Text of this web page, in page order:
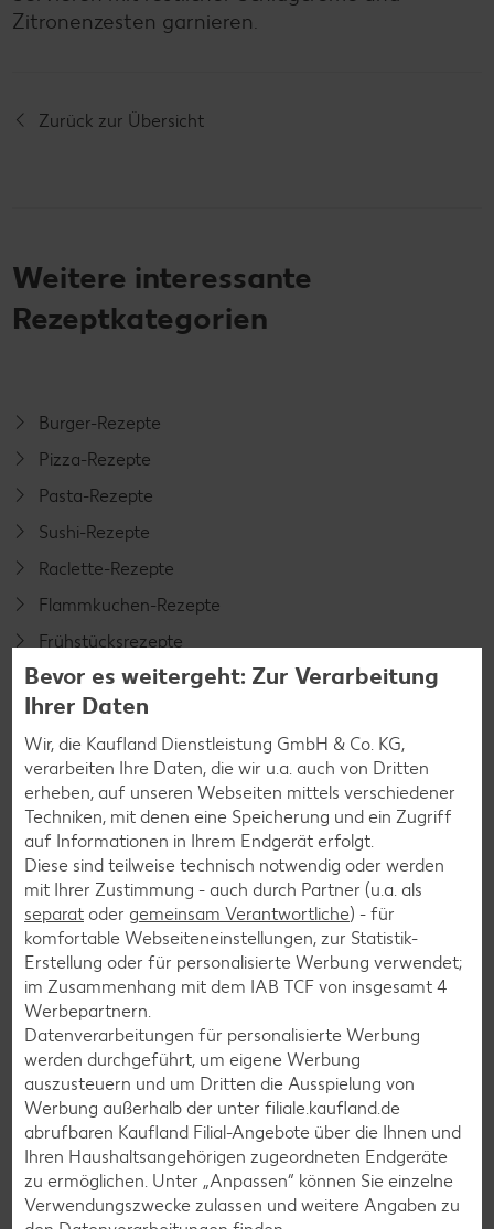
Zitronenzesten garnieren.
Zurück zur Übersicht
Weitere interessante
Rezeptkategorien
Burger-Rezepte
Pizza-Rezepte
Pasta-Rezepte
Sushi-Rezepte
Raclette-Rezepte
Flammkuchen-Rezepte
Frühstücksrezepte
Salat-Rezepte
Spargel-Rezepte
Fleisch-Rezepte
Fisch-Rezepte
Geflügel-Rezepte
Lamm-Rezepte
Grill-Rezepte
Muffin-Rezepte
Apfelkuchen-Rezepte
Schokokuchen-Rezepte
Torten-Rezepte
Eis-Rezepte
Pfannkuchen-Rezepte
Plätzchen-Rezepte
Bevor es weitergeht: Zur Verarbeitung
Ihrer Daten
Wir, die Kaufland Dienstleistung GmbH & Co. KG,
verarbeiten Ihre Daten, die wir u.a. auch von Dritten
erheben, auf unseren Webseiten mittels verschiedener
Techniken, mit denen eine Speicherung und ein Zugriff
auf Informationen in Ihrem Endgerät erfolgt.
Diese sind teilweise technisch notwendig oder werden
mit Ihrer Zustimmung - auch durch Partner (u.a. als
separat oder gemeinsam Verantwortliche) - für
komfortable Webseiteneinstellungen, zur Statistik-
Erstellung oder für personalisierte Werbung verwendet;
im Zusammenhang mit dem IAB TCF von insgesamt 4
Werbepartnern.
Datenverarbeitungen für personalisierte Werbung
werden durchgeführt, um eigene Werbung
auszusteuern und um Dritten die Ausspielung von
Werbung außerhalb der unter filiale.kaufland.de
abrufbaren Kaufland Filial-Angebote über die Ihnen und
Ihren Haushaltsangehörigen zugeordneten Endgeräte
zu ermöglichen. Unter „Anpassen“ können Sie einzelne
Verwendungszwecke zulassen und weitere Angaben zu